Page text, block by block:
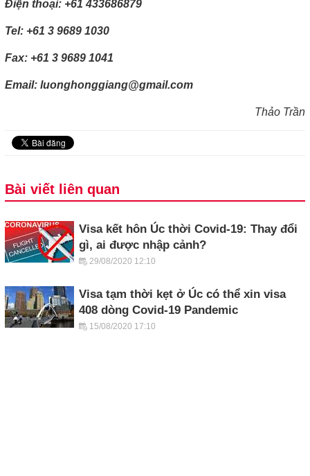
Điện thoại: +61 433686879
Tel: +61 3 9689 1030
Fax: +61 3 9689 1041
Email: luonghonggiang@gmail.com
Thảo Trần
Bài viết liên quan
Visa kết hôn Úc thời Covid-19: Thay đổi
gì, ai được nhập cảnh?
29/08/2020 12:10
Visa tạm thời kẹt ở Úc có thể xin visa
408 dòng Covid-19 Pandemic
15/08/2020 17:10